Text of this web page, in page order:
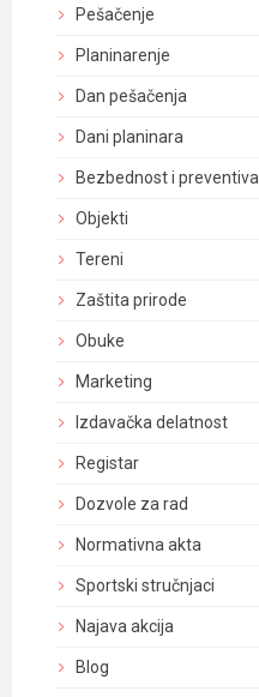
Pešačenje
Planinarenje
Dan pešačenja
Dani planinara
Bezbednost i preventiva
Objekti
Tereni
Zaštita prirode
Obuke
Marketing
Izdavačka delatnost
Registar
Dozvole za rad
Normativna akta
Sportski stručnjaci
Najava akcija
Blog